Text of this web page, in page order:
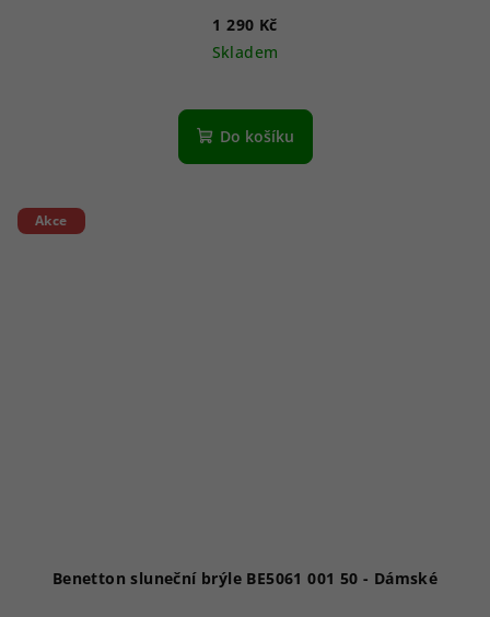
1 290 Kč
Skladem
Do košíku
Akce
Benetton sluneční brýle BE5061 001 50 - Dámské